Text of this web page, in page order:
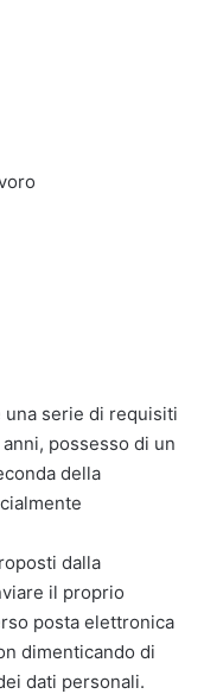
serie di requisiti
possesso di un
della
dalla
il proprio
posta elettronica
dimenticando di
dati personali.